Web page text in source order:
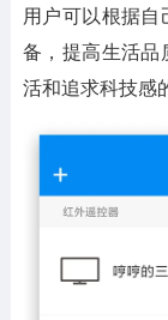
用户可以根据
备，提高生活品
活和追求科技感